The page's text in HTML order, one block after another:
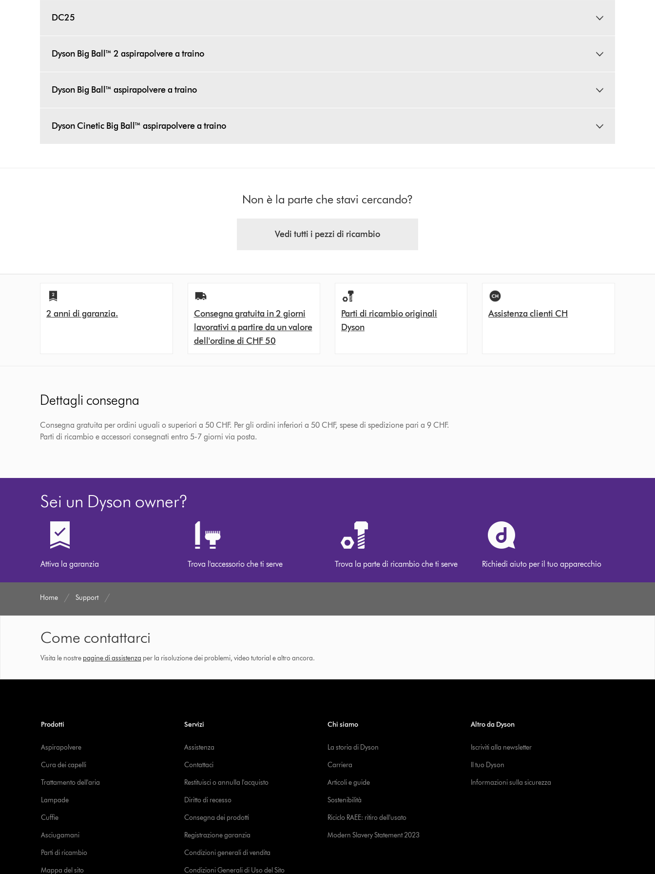
DC25
Dyson Big Ball™ 2 aspirapolvere a traino
Dyson Big Ball™ aspirapolvere a traino
Dyson Cinetic Big Ball™ aspirapolvere a traino
Non è la parte che stavi cercando?
Vedi tutti i pezzi di ricambio
2 anni di garanzia.
Consegna gratuita in 2 giorni
lavorativi a partire da un valore
dell'ordine di CHF 50
Parti di ricambio originali
Dyson
Assistenza clienti CH
Dettagli consegna
Consegna gratuita per ordini uguali o superiori a 50 CHF. Per gli ordini inferiori a 50 CHF, spese di spedizione pari a 9 CHF.
Parti di ricambio e accessori consegnati entro 5-7 giorni via posta.
Sei un Dyson owner?
Attiva la garanzia Trova l'accessorio che ti serve Trova la parte di ricambio che ti serve Richiedi aiuto per il tuo apparecchio
Home Support
Come contattarci
Visita le nostre pagine di assistenza per la risoluzione dei problemi, video tutorial e altro ancora.
Prodotti
Aspirapolvere
Cura dei capelli
Trattamento dell'aria
Lampade
Cuffie
Asciugamani
Parti di ricambio
Mappa del sito
Servizi
Assistenza
Contattaci
Restituisci o annulla l'acquisto
Diritto di recesso
Consegna dei prodotti
Registrazione garanzia
Condizioni generali di vendita
Condizioni Generali di Uso del Sito
Chi siamo
La storia di Dyson
Carriera
Articoli e guide
Sostenibilità
Riciclo RAEE: ritiro dell'usato
Modern Slavery Statement 2023
Altro da Dyson
Iscriviti alla newsletter
Il tuo Dyson
Informazioni sulla sicurezza